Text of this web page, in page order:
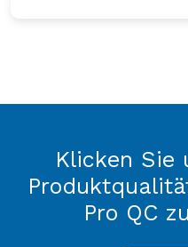
Klicken Sie
Pro QC